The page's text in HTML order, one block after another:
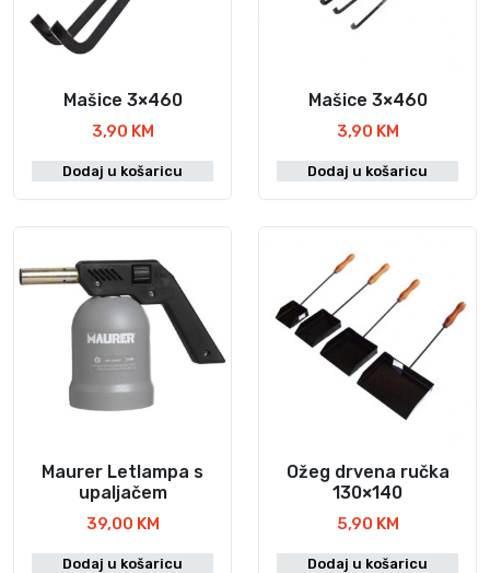
Mašice 3×460
3,90 KM
Dodaj u košaricu
Mašice 3×460
3,90 KM
Dodaj u košaricu
Maurer Letlampa s
upaljačem
39,00 KM
Dodaj u košaricu
Ožeg drvena ručka
130×140
5,90 KM
Dodaj u košaricu